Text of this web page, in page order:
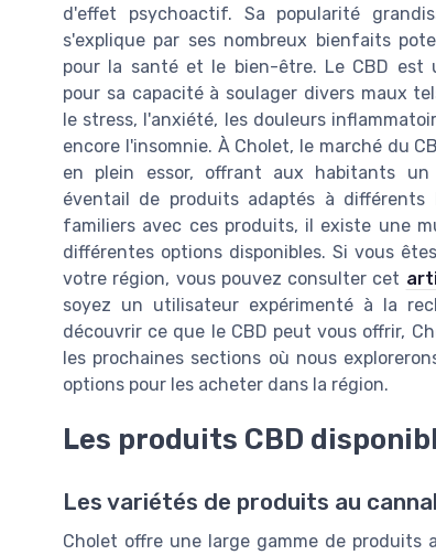
d'effet psychoactif. Sa popularité
s'explique par ses nombreux bienfaits
pour la santé et le bien-être. Le CBD est
pour sa capacité à soulager divers maux
le stress, l'anxiété, les douleurs
encore l'insomnie. À Cholet, le marché du
en plein essor, offrant aux habitants un
éventail de produits adaptés à
familiers avec ces produits, il existe une
différentes options disponibles. Si vous
votre région, vous pouvez consulter cet
soyez un utilisateur expérimenté à la
découvrir ce que le CBD peut vous offrir,
les prochaines sections où nous
options pour les acheter dans la région.
Les produits CBD
Les variétés de produits au
Cholet offre une large gamme de produits